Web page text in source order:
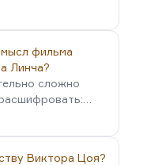
фильма
Линча?
сложно
Виктора Цоя?